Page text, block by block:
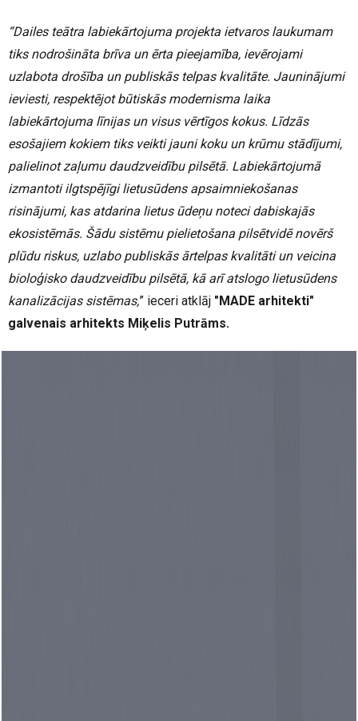
“Dailes teātra labiekārtojuma projekta ietvaros laukumam
tiks nodrošināta brīva un ērta pieejamība, ievērojami
uzlabota drošība un publiskās telpas kvalitāte. Jauninājumi
ieviesti, respektējot būtiskās modernisma laika
labiekārtojuma līnijas un visus vērtīgos kokus. Līdzās
esošajiem kokiem tiks veikti jauni koku un krūmu stādījumi,
palielinot zaļumu daudzveidību pilsētā. Labiekārtojumā
izmantoti ilgtspējīgi lietusūdens apsaimniekošanas
risinājumi, kas atdarina lietus ūdeņu noteci dabiskajās
ekosistēmās. Šādu sistēmu pielietošana pilsētvidē novērš
plūdu riskus, uzlabo publiskās ārtelpas kvalitāti un veicina
bioloģisko daudzveidību pilsētā, kā arī atslogo lietusūdens
kanalizācijas sistēmas,” ieceri atklāj "MADE arhitekti"
galvenais arhitekts Miķelis Putrāms.